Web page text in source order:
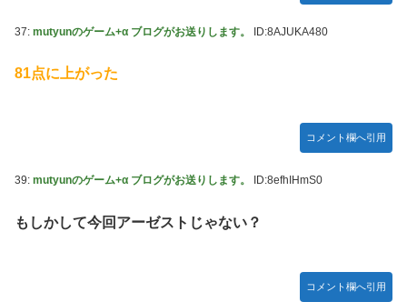
37: mutyunのゲーム+α ブログがお送りします。 ID:8AJUKA480
81点に上がった
コメント欄へ引用
39: mutyunのゲーム+α ブログがお送りします。 ID:8efhIHmS0
もしかして今回アーゼストじゃない？
コメント欄へ引用